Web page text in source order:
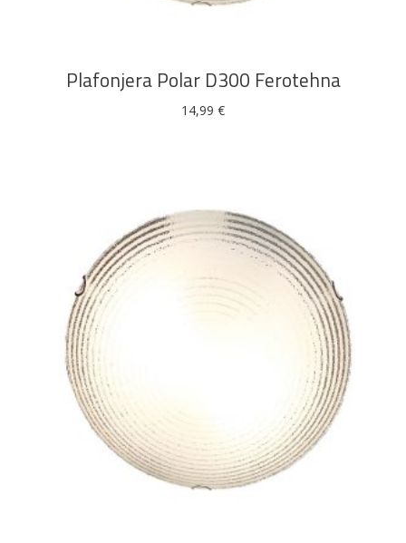
Plafonjera Polar D300 Ferotehna
14,99 €